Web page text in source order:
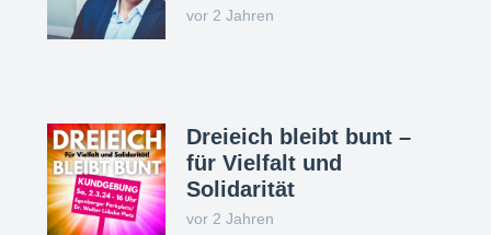
vor 2 Jahren
Dreieich bleibt bunt –
für Vielfalt und
Solidarität
vor 2 Jahren